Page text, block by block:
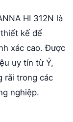
HI 312N là
kế để
xác cao. Được
uy tín từ Ý,
rãi trong các
nghiệp.